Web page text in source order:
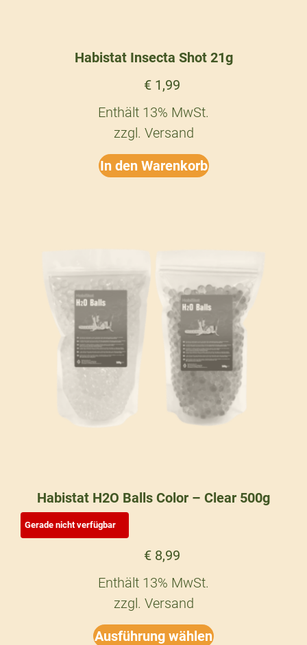
Habistat Insecta Shot 21g
€ 1,99
Enthält 13% MwSt.
zzgl. Versand
In den Warenkorb
Habistat H2O Balls Color – Clear 500g
€ 8,99
Enthält 13% MwSt.
zzgl. Versand
Ausführung wählen